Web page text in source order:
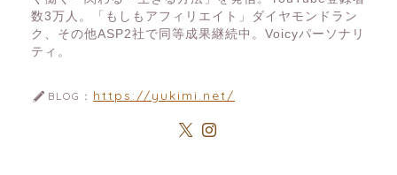
数3万人。「もしもアフィリエイト」ダイヤモンドラン
ク、その他ASP2社で同等成果継続中。Voicyパーソナリ
ティ。
BLOG： https://yukimi.net/